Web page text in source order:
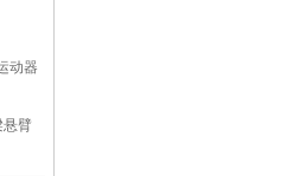
动器
悬臂